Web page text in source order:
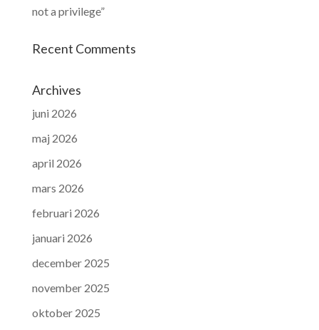
not a privilege”
Recent Comments
Archives
juni 2026
maj 2026
april 2026
mars 2026
februari 2026
januari 2026
december 2025
november 2025
oktober 2025